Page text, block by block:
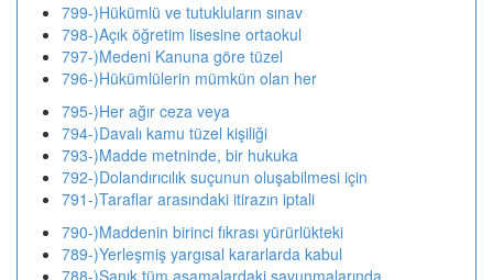
799-)Hükümlü ve tutukluların sınav
798-)Açık öğretim lisesine ortaokul
797-)Medeni Kanuna göre tüzel
796-)Hükümlülerin mümkün olan her
795-)Her ağır ceza veya
794-)Davalı kamu tüzel kişiliği
793-)Madde metninde, bir hukuka
792-)Dolandırıcılık suçunun oluşabilmesi için
791-)Taraflar arasındaki itirazın iptali
790-)Maddenin birinci fıkrası yürürlükteki
789-)Yerleşmiş yargısal kararlarda kabul
788-)Sanık tüm aşamalardaki savunmalarında